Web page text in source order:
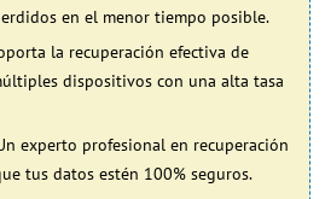
en el menor tiempo posible.
la recuperación efectiva de
dispositivos con una alta tasa
experto profesional en recuperación
tus datos estén 100% seguros.